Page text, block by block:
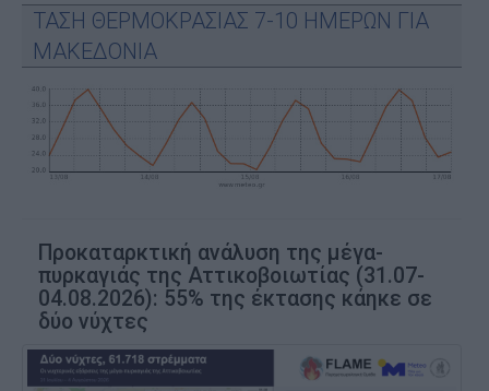
ΤΑΣΗ ΘΕΡΜΟΚΡΑΣΙΑΣ 7-10 ΗΜΕΡΩΝ ΓΙΑ
ΜΑΚΕΔΟΝΙΑ
Προκαταρκτική ανάλυση της μέγα-
πυρκαγιάς της Αττικοβοιωτίας (31.07-
04.08.2026): 55% της έκτασης κάηκε σε
δύο νύχτες